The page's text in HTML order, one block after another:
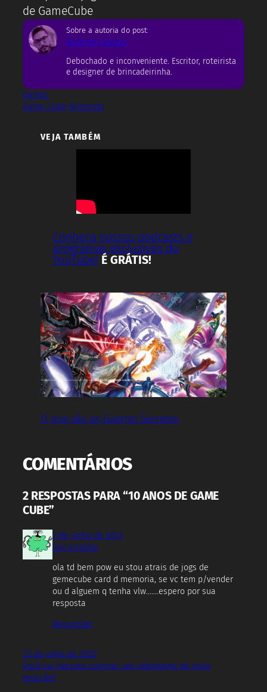
Sobre a autoria do post:
Rodrigo Castro
Debochado e inconveniente. Escritor, roteirista
e designer de brincadeirinha.
Games
Game Cube Nintendo
VEJA TAMBÉM
Conheça nossos podcasts e
programas exclusivos do
YouTube! É GRÁTIS!
O que são as Guerras Secretas
COMENTÁRIOS
2 RESPOSTAS PARA “10 ANOS DE GAME
CUBE”
7 de junho de 2013
luis arnaldo
ola td bem pow eu stou atrais de jogs de
gemecube card d memoria, se vc tem p/vender
ou d alguem q tenha vlw…….espero por sua
resposta
Responder
23 de julho de 2020
Você vai mesmo comprar um videogame de nova
geração?